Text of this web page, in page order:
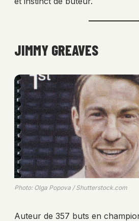
JIMMY GREAVES
Photo: Olga Popova / Shutterstock.com
Auteur de 357 buts en